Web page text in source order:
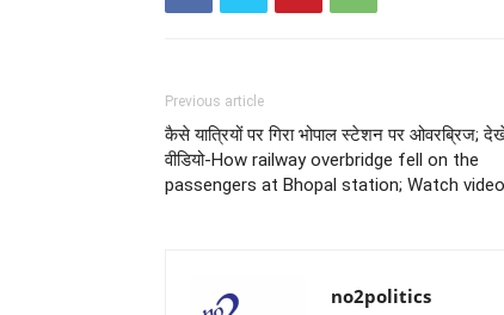
Previous article
कैसे यात्रियों पर गिरा भोपाल स्टेशन पर ओवरब्रिज;
वीडियो-How railway overbridge fell on the
passengers at Bhopal station; Watch video
no2politics